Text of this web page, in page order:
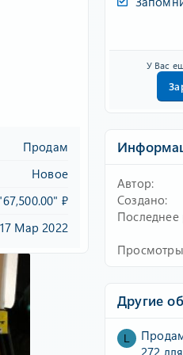
Продам
Новое
₽
17 Мар 2022
У Вас
Автор
Создано
Последнее
Просмотры
Другие
L
272